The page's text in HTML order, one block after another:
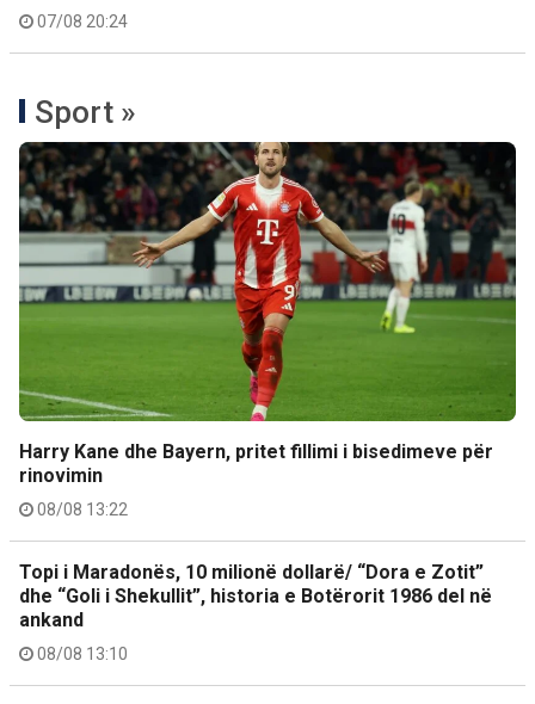
07/08 20:24
Sport »
Harry Kane dhe Bayern, pritet fillimi i bisedimeve për
rinovimin
08/08 13:22
Topi i Maradonës, 10 milionë dollarë/ “Dora e Zotit”
dhe “Goli i Shekullit”, historia e Botërorit 1986 del në
ankand
08/08 13:10